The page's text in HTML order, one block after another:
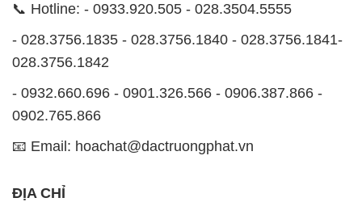
📞 Hotline: - 0933.920.505 - 028.3504.5555
- 028.3756.1835 - 028.3756.1840 - 028.3756.1841-
028.3756.1842
- 0932.660.696 - 0901.326.566 - 0906.387.866 -
0902.765.866
📧 Email: hoachat@dactruongphat.vn
ĐỊA CHỈ